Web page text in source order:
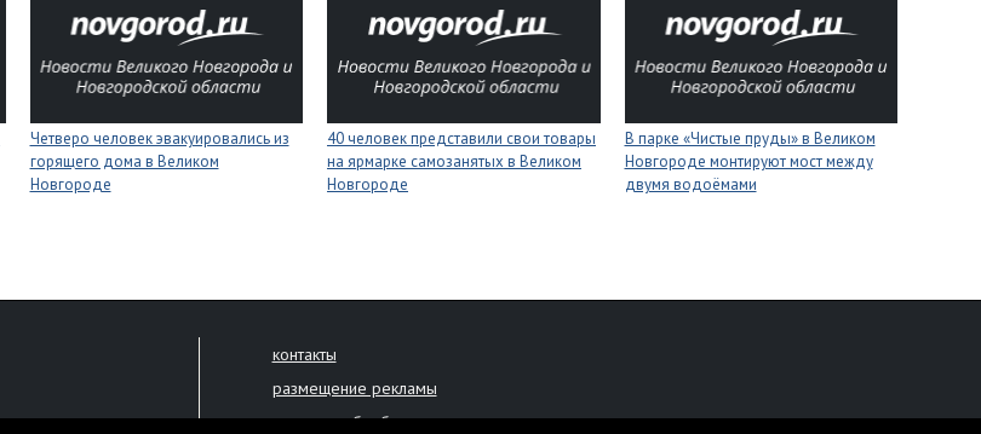
Четверо человек эвакуировались из
горящего дома в Великом
Новгороде
40 человек представили свои товары
на ярмарке самозанятых в Великом
Новгороде
В парке «Чистые пруды» в Великом
Новгороде монтируют мост между
двумя водоёмами
контакты
размещение рекламы
политика обработки персональных данных